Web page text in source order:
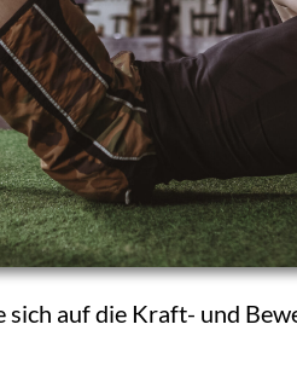
sich auf die Kraft- und